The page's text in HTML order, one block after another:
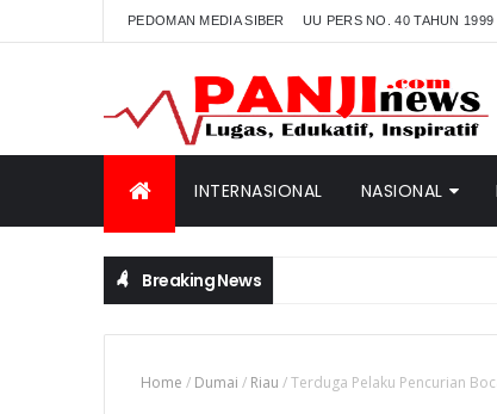
PEDOMAN MEDIA SIBER UU PERS NO. 40 TAHUN 1999
INTERNASIONAL NASIONAL
Breaking News
Home / Dumai / Riau /Terduga Pelaku Pencurian